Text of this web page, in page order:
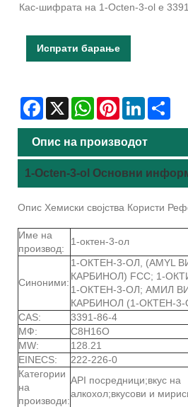
Кас-шифрата на 1-Octen-3-ol е
Испрати барање
Facebook
X WhatsAppPinterestLinkedIn
Опис на производот
1-Octen-3-ol Основни
Опис Хемиски својства Користи
Име на
производ:
1-октен-3-ол
Синоними:
1-ОКТЕН-3-ОЛ, (AMYL
КАРБИНОЛ) FCC; 1-
1-ОКТЕН-3-ОЛ; АМИЛ
КАРБИНОЛ (1-ОКТЕН-3-
CAS:
3391-86-4
МФ:
C8H16O
MW:
128.21
EINECS:
222-226-0
Категории
на
производи:
API посредници;вкус на
алкохол;вкусови и